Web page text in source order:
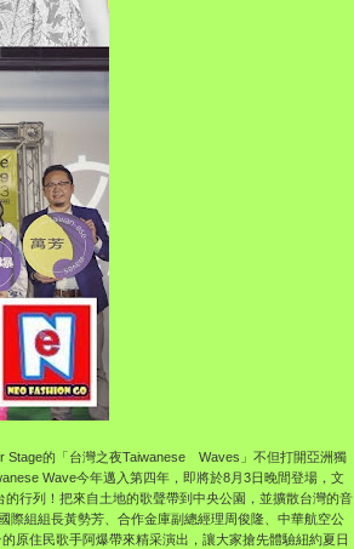
Stage的「台灣之夜Taiwanese Waves」不但打開亞洲獨
Wave今年邁入第四年，即將於8月3日晚間登場，文
行列！把來自土地的歌聲帶到中央公園，並擴散台灣的音
際組組長黃勢芳、合作金庫副總經理周俊隆、中華航空公
原住民歌手阿爆帶來精采演出，讓大家搶先體驗紐約夏日